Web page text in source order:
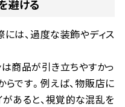
避ける
は、過度な装飾やディス
商品が引き立ちやすかっ
らです。例えば、物販店に
あると、視覚的な混乱を